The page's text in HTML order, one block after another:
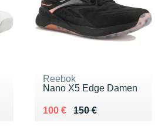
Reebok
Nano X5 Edge Damen
150 €
Au lieu de 150 €
100 €
Vendu 100 €